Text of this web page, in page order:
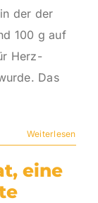
der der
100 g auf
Herz-
Das
Weiterlesen
eine